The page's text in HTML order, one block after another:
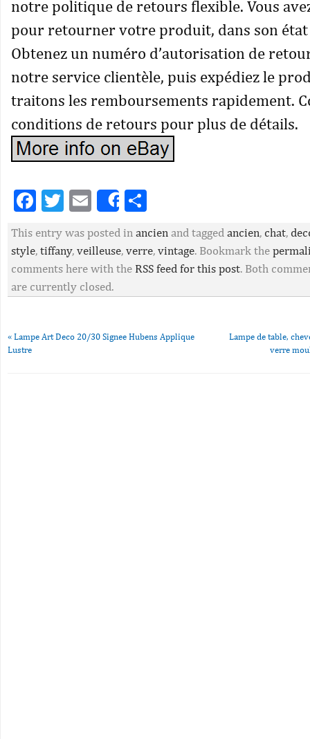
notre politique de retours flexible. Vous
pour retourner votre produit, dans son état
Obtenez un numéro d’autorisation de
notre service clientèle, puis expédiez le
traitons les remboursements rapidement.
conditions de retours pour plus de détails.
Facebook
Twitter
EmailShare
This entry was posted in ancien and tagged ancien, chat,
style, tiffany, veilleuse, verre, vintage. Bookmark the
comments here with the RSS feed for this post. Both
are currently closed.
« Lampe Art Deco 20/30 Signee Hubens Applique
Lustre
Lampe de table,
verre